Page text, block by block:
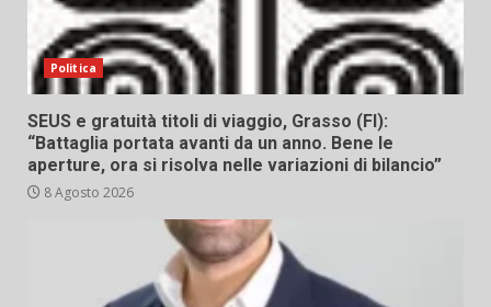
Politica
SEUS e gratuità titoli di viaggio, Grasso (FI):
“Battaglia portata avanti da un anno. Bene le
aperture, ora si risolva nelle variazioni di bilancio”
8 Agosto 2026